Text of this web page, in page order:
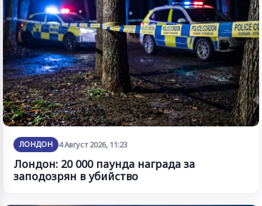
ЛОНДОН 4 Август 2026, 11:23
Лондон: 20 000 паунда награда за
заподозрян в убийство